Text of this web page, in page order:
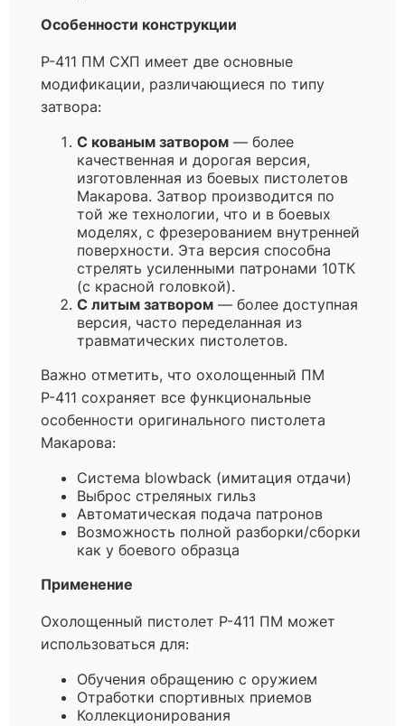
Особенности конструкции
Р-411 ПМ СХП имеет две основные
модификации, различающиеся по типу
затвора:
С кованым затвором — более
качественная и дорогая версия,
изготовленная из боевых пистолетов
Макарова. Затвор производится по
той же технологии, что и в боевых
моделях, с фрезерованием внутренней
поверхности. Эта версия способна
стрелять усиленными патронами 10ТК
(с красной головкой).
С литым затвором — более доступная
версия, часто переделанная из
травматических пистолетов.
Важно отметить, что охолощенный ПМ
Р-411 сохраняет все функциональные
особенности оригинального пистолета
Макарова:
Система blowback (имитация отдачи)
Выброс стреляных гильз
Автоматическая подача патронов
Возможность полной разборки/сборки
как у боевого образца
Применение
Охолощенный пистолет Р-411 ПМ может
использоваться для:
Обучения обращению с оружием
Отработки спортивных приемов
Коллекционирования